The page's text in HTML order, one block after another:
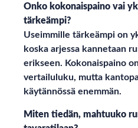
Onko kokonaispaino vai
tärkeämpi?
Useimmille tärkeämpi on
koska arjessa kannetaan
erikseen. Kokonaispaino
vertailuluku, mutta
käytännössä enemmän.
Miten tiedän, mahtuuko